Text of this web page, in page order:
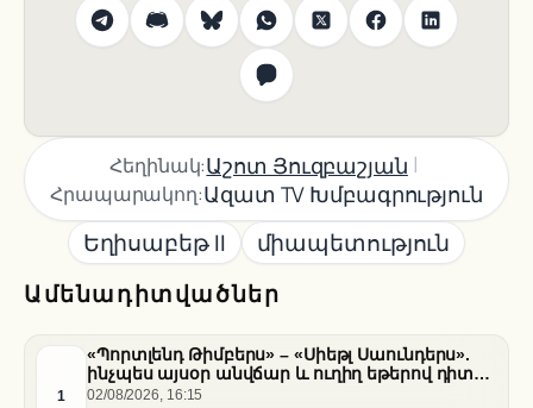
Ամենադիտվածներ
1
«Պորտլենդ Թիմբերս» – «Սիեթլ Սաունդերս».
ինչպես այսօր անվճար և ուղիղ եթերով դիտել
հանդիպումը
02/08/2026, 16:15
Հեղինակ:Աշոտ Յուզբաշյան |
Հրապարակող:Ազատ TV Խմբագրություն
Եղիսաբեթ II միապետություն